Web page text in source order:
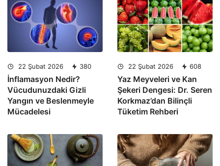
22 Şubat 2026 380
İnflamasyon Nedir?
Vücudunuzdaki Gizli
Yangın ve Beslenmeyle
Mücadelesi
22 Şubat 2026 608
Yaz Meyveleri ve Kan
Şekeri Dengesi: Dr. Seren
Korkmaz’dan Bilinçli
Tüketim Rehberi